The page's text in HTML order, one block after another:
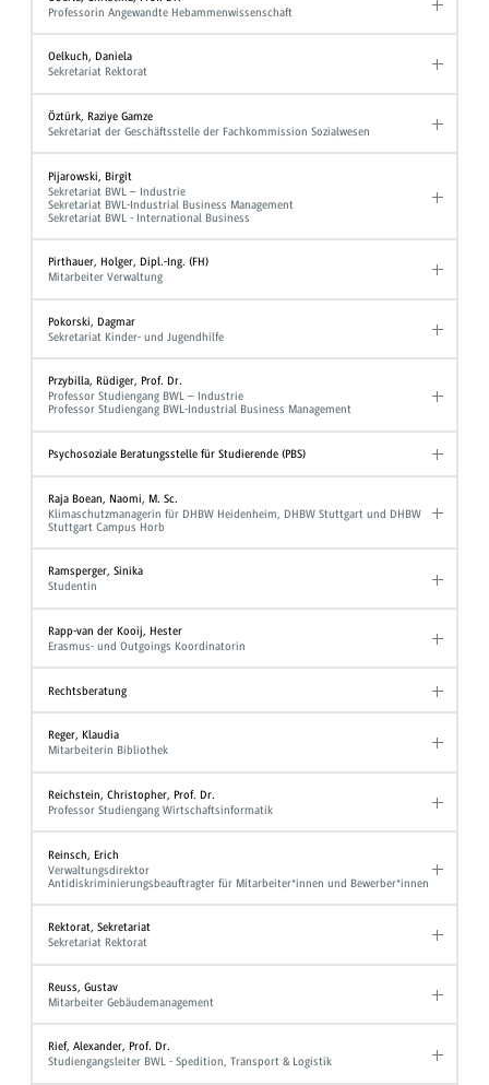
Professorin Angewandte Hebammenwissenschaft
Oelkuch, Daniela
Sekretariat Rektorat
Öztürk, Raziye Gamze
Sekretariat der Geschäftsstelle der Fachkommission Sozialwesen
Pijarowski, Birgit
Sekretariat BWL – Industrie
Sekretariat BWL-Industrial Business Management
Sekretariat BWL - International Business
Pirthauer, Holger, Dipl.-Ing. (FH)
Mitarbeiter Verwaltung
Pokorski, Dagmar
Sekretariat Kinder- und Jugendhilfe
Przybilla, Rüdiger, Prof. Dr.
Professor Studiengang BWL – Industrie
Professor Studiengang BWL-Industrial Business Management
Psychosoziale Beratungsstelle für Studierende (PBS)
Raja Boean, Naomi, M. Sc.
Klimaschutzmanagerin für DHBW Heidenheim, DHBW Stuttgart und DHBW
Stuttgart Campus Horb
Ramsperger, Sinika
Studentin
Rapp-van der Kooij, Hester
Erasmus- und Outgoings Koordinatorin
Rechtsberatung
Reger, Klaudia
Mitarbeiterin Bibliothek
Reichstein, Christopher, Prof. Dr.
Professor Studiengang Wirtschaftsinformatik
Reinsch, Erich
Verwaltungsdirektor
Antidiskriminierungsbeauftragter für Mitarbeiter*innen und Bewerber*innen
Rektorat, Sekretariat
Sekretariat Rektorat
Reuss, Gustav
Mitarbeiter Gebäudemanagement
Rief, Alexander, Prof. Dr.
Studiengangsleiter BWL - Spedition, Transport & Logistik